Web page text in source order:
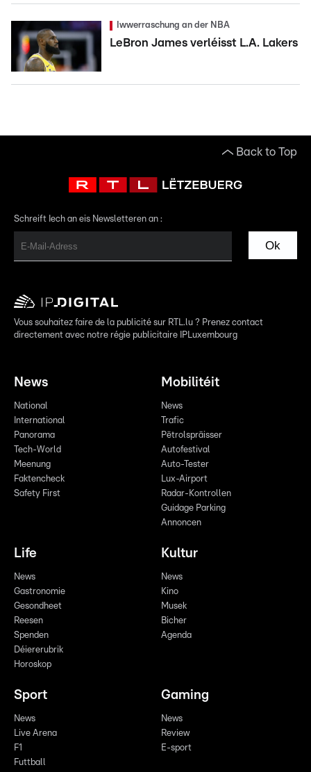
Iwwerraschung an der NBA
LeBron James verléisst L.A. Lakers
Back to Top
Schreift Iech an eis Newsletteren an :
Ok
Vous souhaitez faire de la publicité sur RTL.lu ? Prenez contact
directement avec notre régie publicitaire IPLuxembourg
News
National
International
Panorama
Tech-World
Meenung
Faktencheck
Safety First
Mobilitéit
News
Trafic
Pëtrolspräisser
Autofestival
Auto-Tester
Lux-Airport
Radar-Kontrollen
Guidage Parking
Annoncen
Life
News
Gastronomie
Gesondheet
Reesen
Spenden
Déiererubrik
Horoskop
Kultur
News
Kino
Musek
Bicher
Agenda
Sport
News
Live Arena
F1
Futtball
Gaming
News
Review
E-sport